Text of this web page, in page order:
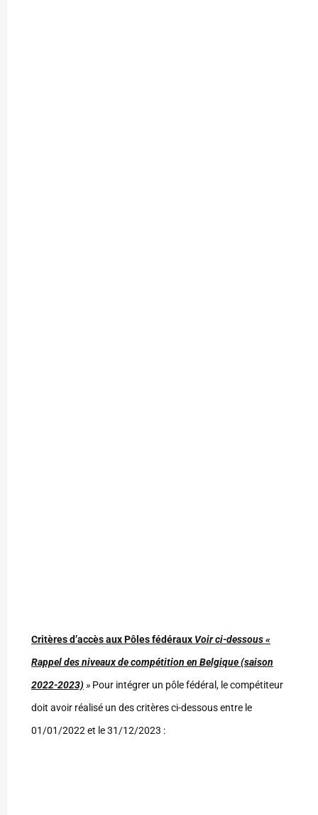
Critères d’accès aux Pôles fédéraux Voir ci-dessous «
Rappel des niveaux de compétition en Belgique (saison
2022-2023) » Pour intégrer un pôle fédéral, le compétiteur
doit avoir réalisé un des critères ci-dessous entre le
01/01/2022 et le 31/12/2023 :